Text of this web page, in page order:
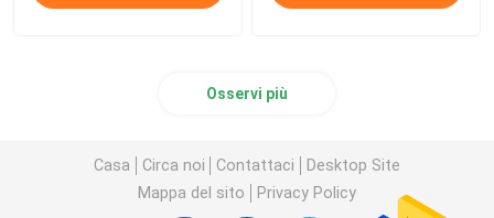
Osservi più
Casa Circa noi Contattaci
Desktop Site
Mappa del sito
Privacy Policy